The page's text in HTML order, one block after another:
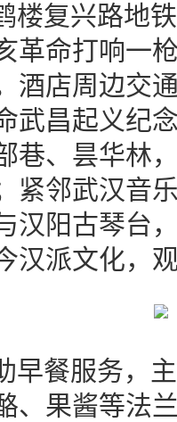
楼复兴路地
革命打响一
酒店周边交
武昌起义纪
巷、昙华林
紧邻武汉音
汉阳古琴台
汉派文化，
早餐服务，
、果酱等法